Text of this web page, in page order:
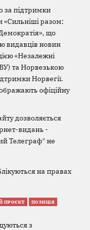
за підтримки
«Сильніші разом:
що
видавців новин
«Незалежні
та Норвезькою
Норвегії.
офіційну
дозволяється
видань -
Телеграф" не
на правах
ПРОЄКТ ПОЗИЦІЯ
з